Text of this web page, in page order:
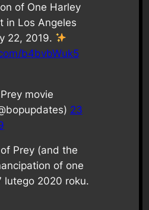
of One Harley
in Los Angeles
22, 2019.
b4bvbWuk5
movie
23
Prey (and the
of one
lutego 2020 roku.